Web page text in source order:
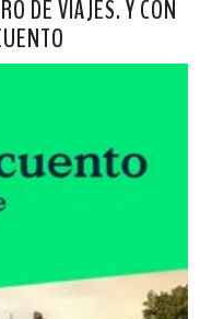
DE VIAJES. Y CON